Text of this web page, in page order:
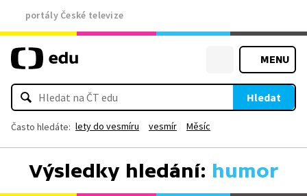
portály České televize
MENU
Hledat
Často hledáte: lety do vesmíru vesmír Měsíc
Výsledky hledání: humor